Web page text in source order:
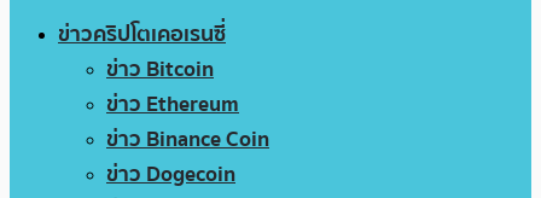
ข่าวคริปโตเคอเรนซี่
ข่าว Bitcoin
ข่าว Ethereum
ข่าว Binance Coin
ข่าว Dogecoin